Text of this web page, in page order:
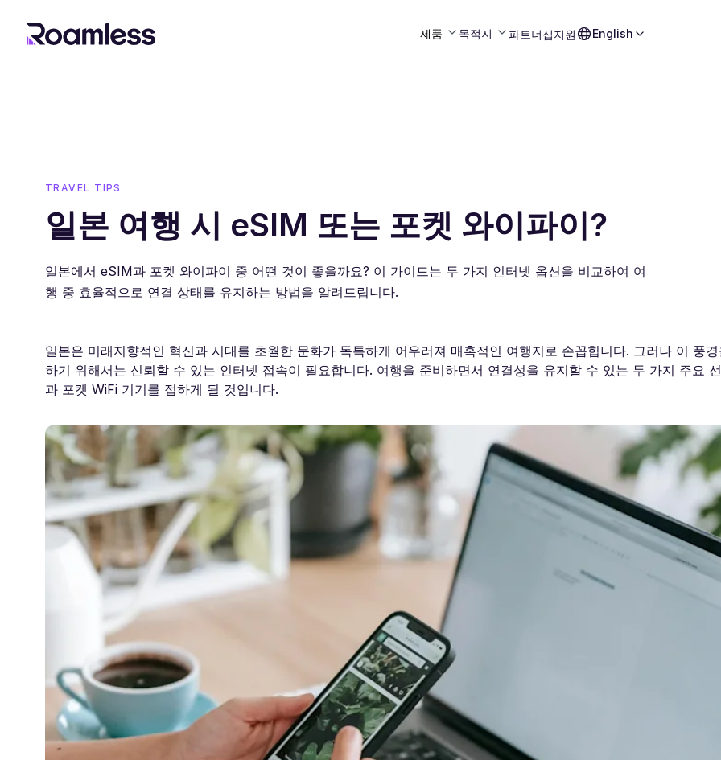
제품 목적지 파트너십지원 English
TRAVEL TIPS
일본 여행 시 eSIM 또는 포켓 와이파이?
일본에서 eSIM과 포켓 와이파이 중 어떤 것이 좋을까요? 이 가이드는 두 가지 인터넷 옵션을 비교하여 여
행 중 효율적으로 연결 상태를 유지하는 방법을 알려드립니다.
일본은 미래지향적인 혁신과 시대를 초월한 문화가 독특하게 어우러져 매혹적인 여행지로 손꼽힙니다. 그러나 이 풍
하기 위해서는 신뢰할 수 있는 인터넷 접속이 필요합니다. 여행을 준비하면서 연결성을 유지할 수 있는 두 가지 주요
과 포켓 WiFi 기기를 접하게 될 것입니다.